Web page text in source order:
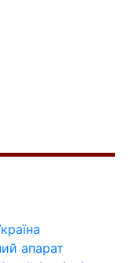
апарат